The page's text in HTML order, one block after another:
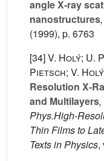
angle X-ray
nanostructures
(1999), p. 6763
[34]V. Holý; U.
Pietsch; V.
Resolution X-
and Multilayers,
Phys.High-
Thin Films to
Texts in Physics,